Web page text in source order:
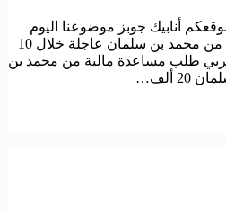
أنابيك جوبز موضوعنا اليوم
بخصوص طلب مساعدة مالية من محمد بن سلمان عاجلة خلال 10
طلب مساعدة مالية من محمد بن
ألف…